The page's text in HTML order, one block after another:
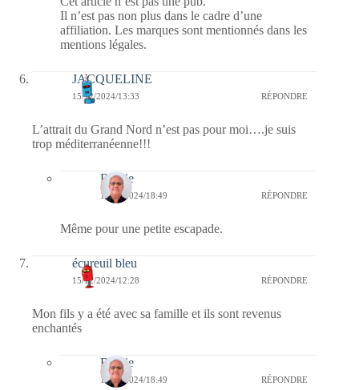
Il n’est pas non plus dans le cadre d’une
affiliation. Les marques sont mentionnés dans les
mentions légales.
JACQUELINE
15/12/2024/13:33 RÉPONDRE
L’attrait du Grand Nord n’est pas pour moi….je suis
trop méditerranéenne!!!
Bernie
16/12/2024/18:49 RÉPONDRE
Même pour une petite escapade.
écureuil bleu
15/12/2024/12:28 RÉPONDRE
Mon fils y a été avec sa famille et ils sont revenus
enchantés
Bernie
16/12/2024/18:49 RÉPONDRE